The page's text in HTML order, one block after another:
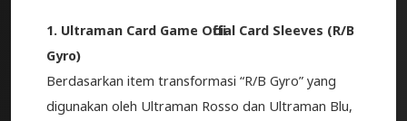
1. Ultraman Card Game Official Card Sleeves (R/B
Gyro)
Berdasarkan item transformasi “R/B Gyro” yang
digunakan oleh Ultraman Rosso dan Ultraman Blu,